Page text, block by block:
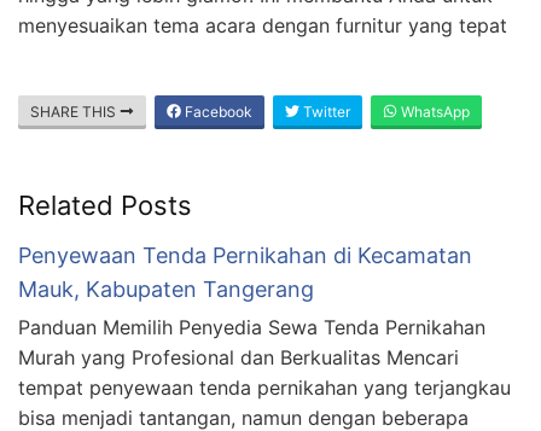
menyesuaikan tema acara dengan furnitur yang tepat
SHARE THIS Facebook Twitter WhatsApp
Related Posts
Penyewaan Tenda Pernikahan di Kecamatan
Mauk, Kabupaten Tangerang
Panduan Memilih Penyedia Sewa Tenda Pernikahan
Murah yang Profesional dan Berkualitas Mencari
tempat penyewaan tenda pernikahan yang terjangkau
bisa menjadi tantangan, namun dengan beberapa